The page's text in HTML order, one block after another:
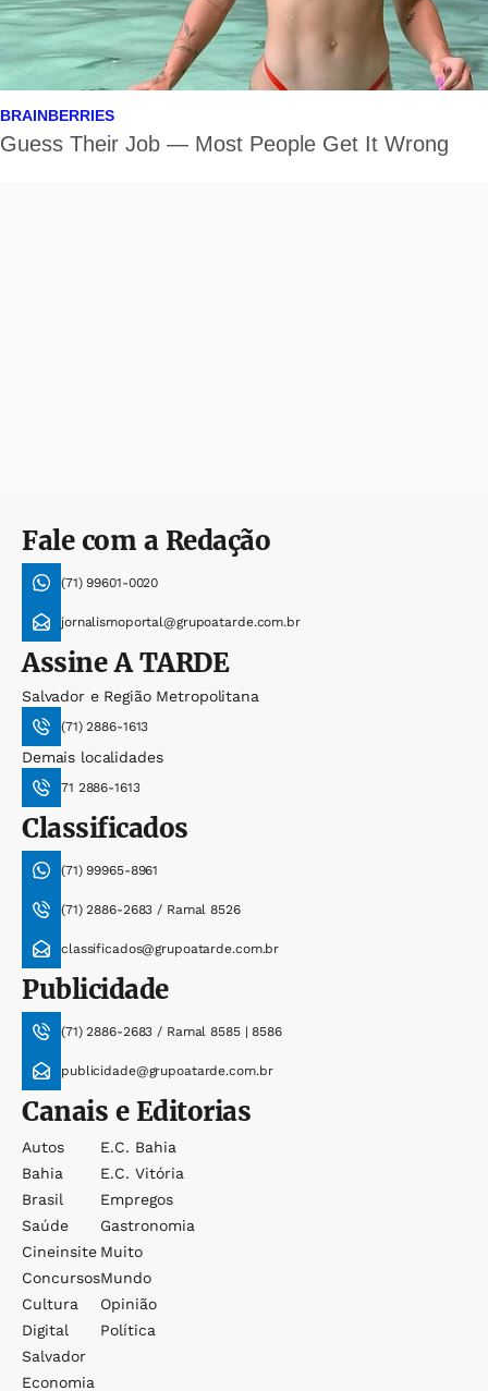
Fale com a Redação
(71) 99601-0020
jornalismoportal@grupoatarde.com.br
AssineA TARDE
Salvador e Região Metropolitana
(71) 2886-1613
Demais localidades
71 2886-1613
Classificados
(71) 99965-8961
(71) 2886-2683 / Ramal 8526
classificados@grupoatarde.com.br
Publicidade
(71) 2886-2683 / Ramal 8585 | 8586
publicidade@grupoatarde.com.br
Canais e Editorias
Autos
Bahia
Brasil
Saúde
Cineinsite
Concursos
Cultura
Digital
Salvador
Economia
E.c. Bahia
E.c. Vitória
Empregos
Gastronomia
Muito
Mundo
Opinião
Política